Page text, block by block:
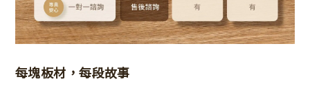
每塊板材，每段故事